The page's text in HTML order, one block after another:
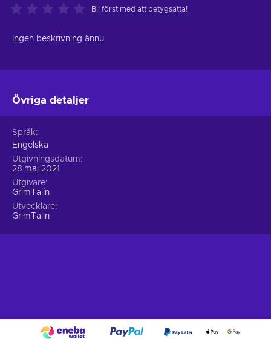
Bli först med att betygsätta!
Ingen beskrivning ännu
Övriga detaljer
Språk
Engelska
Utgivningsdatum
28 maj 2021
Utgivare
GrimTalin
Utvecklare
GrimTalin